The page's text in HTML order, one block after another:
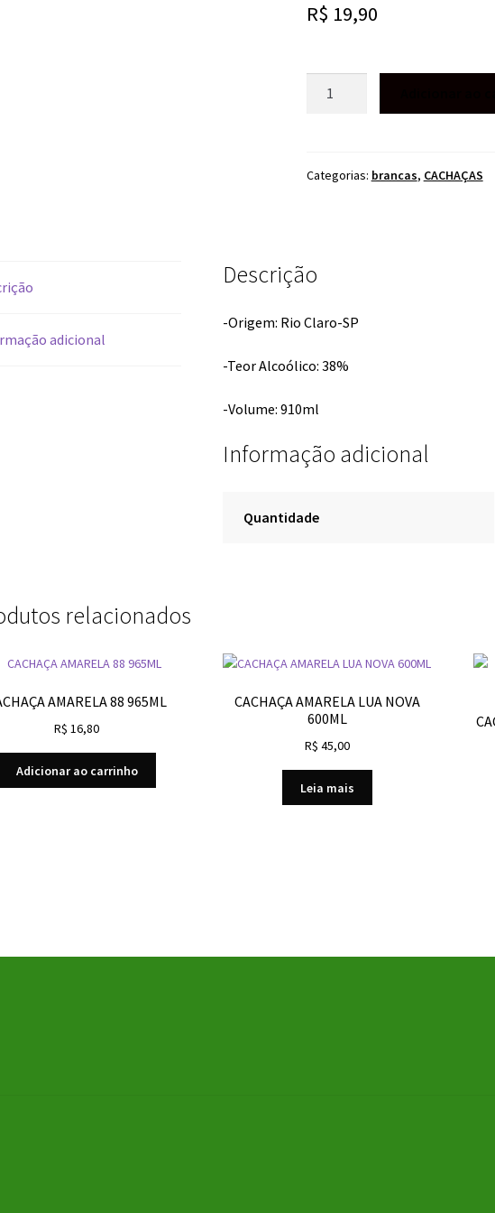
R$ 19,90
quantidade
Categorias: brancas, CACHAÇAS
adicional
Descrição
-Origem: Rio Claro-SP
-Teor Alcoólico: 38%
-Volume: 910ml
Informação adicional
Quantidade
relacionados
AMARELA 88 965ML
R$ 16,80
Adicionar ao carrinho
CACHAÇA AMARELA LUA NOVA
600ML
R$ 45,00
Leia mais